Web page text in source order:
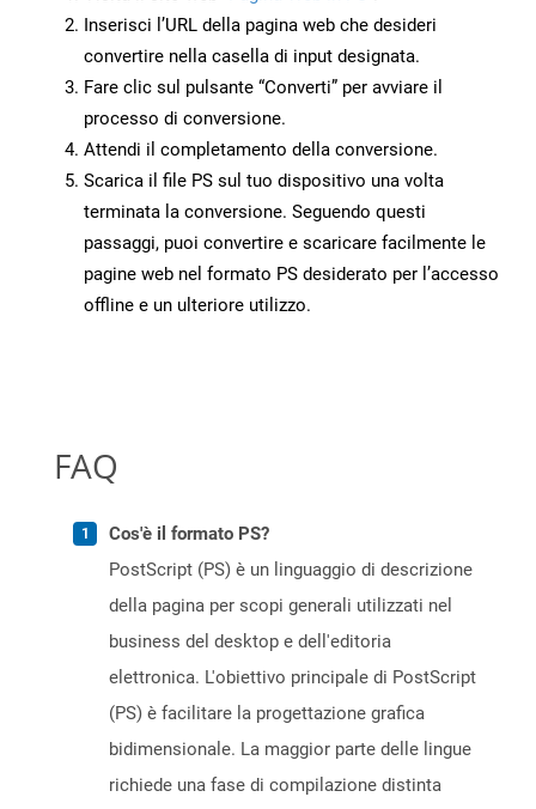
Inserisci l’URL della pagina web che desideri
convertire nella casella di input designata.
Fare clic sul pulsante “Converti” per avviare il
processo di conversione.
Attendi il completamento della conversione.
Scarica il file PS sul tuo dispositivo una volta
terminata la conversione. Seguendo questi
passaggi, puoi convertire e scaricare facilmente le
pagine web nel formato PS desiderato per l’accesso
offline e un ulteriore utilizzo.
FAQ
Cos'è il formato PS?
PostScript (PS) è un linguaggio di descrizione
della pagina per scopi generali utilizzati nel
business del desktop e dell'editoria
elettronica. L'obiettivo principale di PostScript
(PS) è facilitare la progettazione grafica
bidimensionale. La maggior parte delle lingue
richiede una fase di compilazione distinta